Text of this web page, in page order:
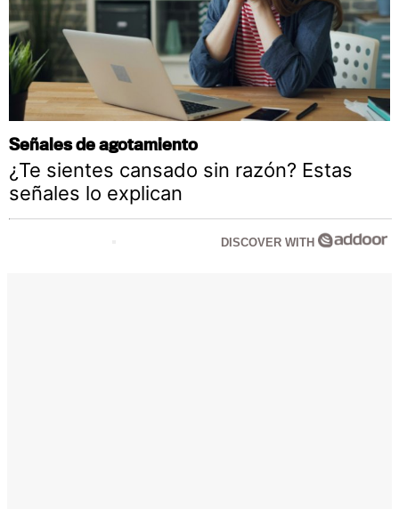
Señales de agotamiento
¿Te sientes cansado sin razón? Estas
señales lo explican
DISCOVER WITH